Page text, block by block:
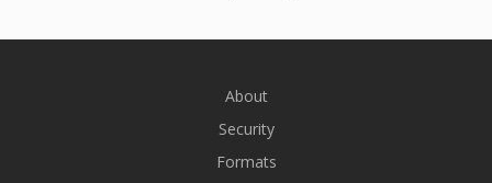
About
Security
Formats